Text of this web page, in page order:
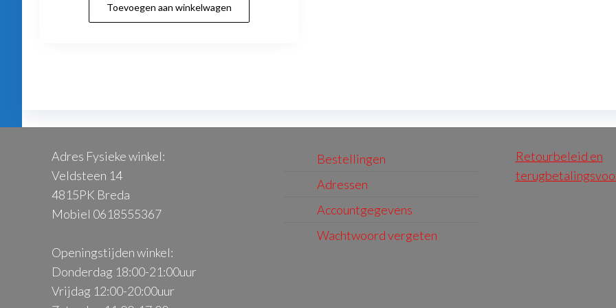
was:
€828.00.
is:
€699.00.
Toevoegen aan winkelwagen
Adres Fysieke winkel:
Veldsteen 14
4815PK Breda
Mobiel 0618555367
Openingstijden winkel:
Donderdag 18:00-21:00uur
Vrijdag 12:00-20:00uur
Bestellingen
Adressen
Accountgegevens
Wachtwoord vergeten
Retourbeleid en